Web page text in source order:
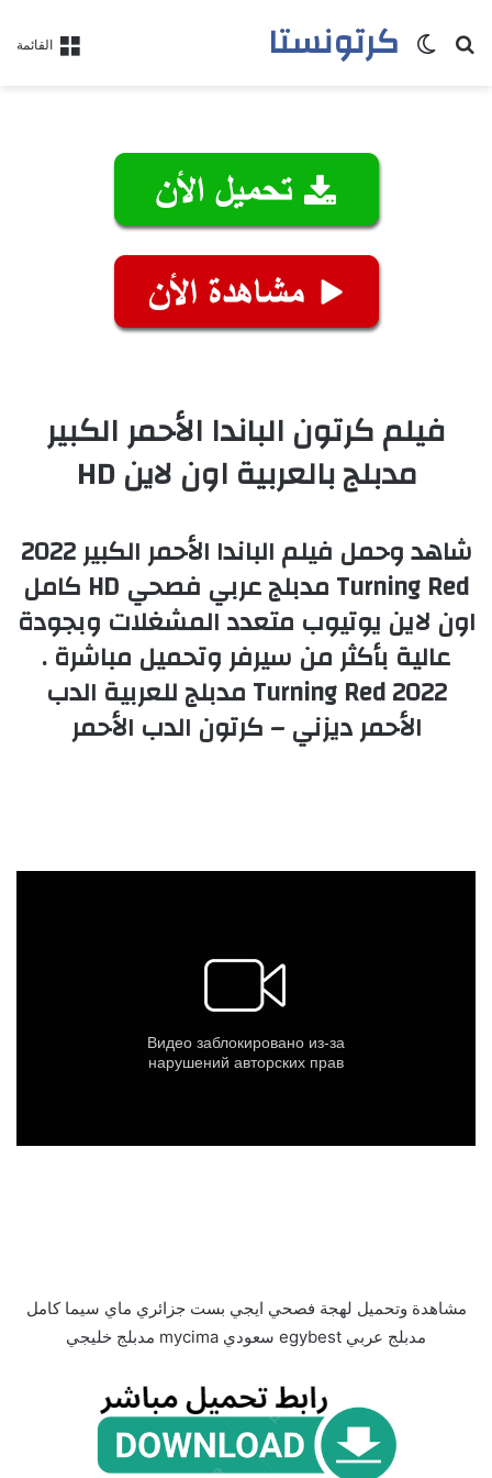
القائمة كرتونستابحث عنالوضع المظلم
فيلم كرتون الباندا الأحمر الكبير
مدبلج بالعربية اون لاين HD
شاهد وحمل فيلم الباندا الأحمر الكبير 2022
Turning Red مدبلج عربي فصحي HD كامل
اون لاين يوتيوب متعدد المشغلات وبجودة
عالية بأكثر من سيرفر وتحميل مباشرة .
Turning Red 2022 مدبلج للعربية الدب
الأحمر ديزني – كرتون الدب الأحمر
مشاهدة وتحميل لهجة فصحي ايجي بست جزائري ماي سيما كامل
مدبلج عربي egybest سعودي mycima مدبلج خليجي